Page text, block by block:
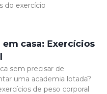
do exercício
casa: Exercícios
sem precisar de
uma academia lotada?
de peso corporal